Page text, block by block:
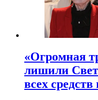
«Огромная
лишили
всех